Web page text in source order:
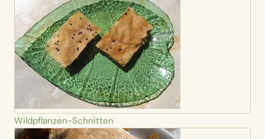
Wildpflanzen-Schnitten